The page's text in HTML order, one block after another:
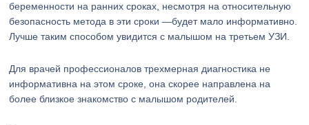
беременности на ранних сроках, несмотря на относительную
безопасность метода в эти сроки —будет мало информативно.
Лучше таким способом увидится с малышом на третьем УЗИ.
Для врачей профессионалов трехмерная диагностика не
информативна на этом сроке, она скорее направлена на
более близкое знакомство с малышом родителей.